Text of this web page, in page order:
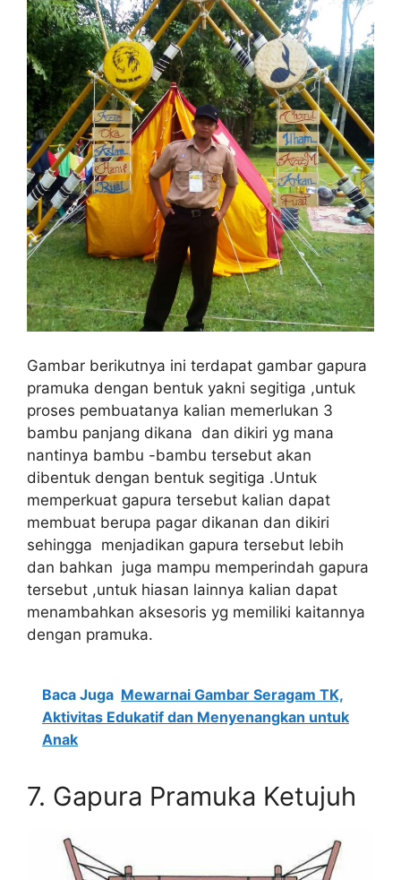
Gambar berikutnya ini terdapat gambar gapura
pramuka dengan bentuk yakni segitiga ,untuk
proses pembuatanya kalian memerlukan 3
bambu panjang dikana dan dikiri yg mana
nantinya bambu -bambu tersebut akan
dibentuk dengan bentuk segitiga .Untuk
memperkuat gapura tersebut kalian dapat
membuat berupa pagar dikanan dan dikiri
sehingga menjadikan gapura tersebut lebih
dan bahkan juga mampu memperindah gapura
tersebut ,untuk hiasan lainnya kalian dapat
menambahkan aksesoris yg memiliki kaitannya
dengan pramuka.
Baca Juga Mewarnai Gambar Seragam TK,
Aktivitas Edukatif dan Menyenangkan untuk
Anak
7. Gapura Pramuka Ketujuh